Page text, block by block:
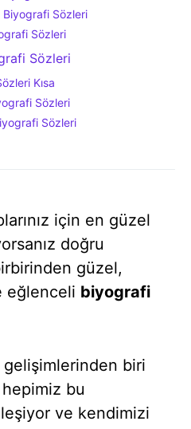
Sözleri
Sözleri
Sözleri
Kısa
Sözleri
Sözleri
için en güzel
doğru
güzel,
eğlenceli biyografi
gelişimlerinden biri
bu
ve kendimizi